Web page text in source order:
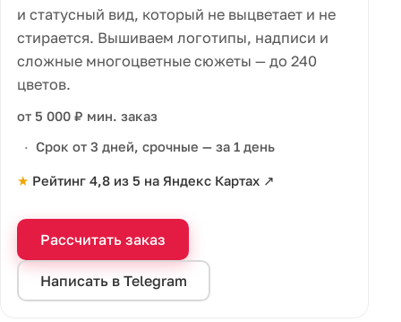
и статусный вид, который не выцветает и не
стирается. Вышиваем логотипы, надписи и
сложные многоцветные сюжеты — до 240
цветов.
от 5 000 ₽ мин. заказ
Срок от 3 дней, срочные — за 1 день
★ Рейтинг 4,8 из 5 на Яндекс Картах ↗
Рассчитать заказ
Написать в Telegram